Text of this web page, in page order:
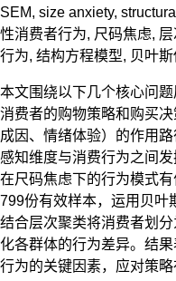
SEM, size anxiety,
性消费者行为, 尺码焦虑,
行为, 结构方程模型, 贝叶
本文围绕以下几个核心问
消费者的购物策略和购买
成因、情绪体验）的作用
感知维度与消费行为之间
在尺码焦虑下的行为模式
799份有效样本，运用贝叶
结合层次聚类将消费者划
化各群体的行为差异。结
行为的关键因素，应对策